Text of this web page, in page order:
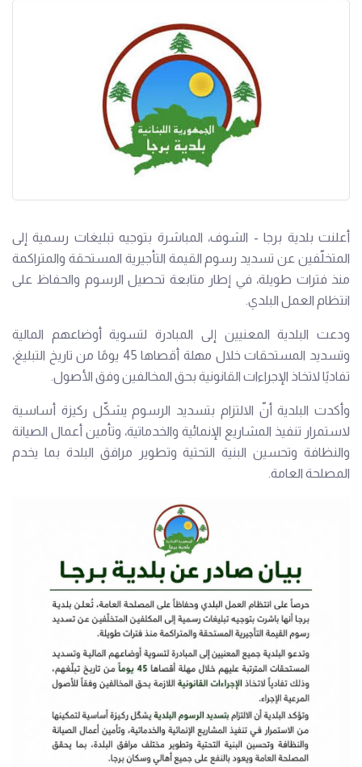
أعلنت بلدية برجا - الشوف، المباشرة بتوجيه تبليغات رسمية إلى
المتخلّفين عن تسديد رسوم القيمة التأجيرية المستحقة والمتراكمة
منذ فترات طويلة، في إطار متابعة تحصيل الرسوم والحفاظ على
انتظام العمل البلدي.
ودعت البلدية المعنيين إلى المبادرة لتسوية أوضاعهم المالية
وتسديد المستحقات خلال مهلة أقصاها 45 يومًا من تاريخ التبليغ،
تفاديًا لاتخاذ الإجراءات القانونية بحق المخالفين وفق الأصول.
وأكدت البلدية أنّ الالتزام بتسديد الرسوم يشكّل ركيزة أساسية
لاستمرار تنفيذ المشاريع الإنمائية والخدماتية، وتأمين أعمال الصيانة
والنظافة وتحسين البنية التحتية وتطوير مرافق البلدة بما يخدم
المصلحة العامة.